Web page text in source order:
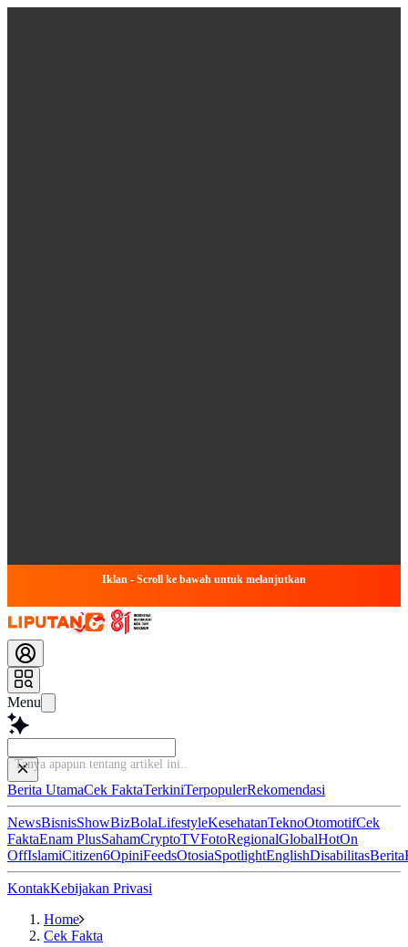
Iklan - Scroll ke bawah untuk melanjutkan
Menu
Tanya apapun tentang artikel ini.
Berita UtamaCek FaktaTerkiniTerpopulerRekomendasi
NewsBisnisShowBizBolaLifestyleKesehatanTeknoOtomotifCek
FaktaEnam PlusSahamCryptoTVFotoRegionalGlobalHotOn
OffIslamiCitizen6OpiniFeedsOtosiaSpotlightEnglishDisabilitasBerita
KontakKebijakan Privasi
Home
Cek Fakta